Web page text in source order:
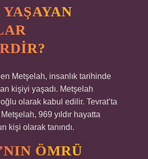
Metşelah, insanlık tarihinde
kişiyi yaşadı. Metşelah
olarak kabul edilir. Tevrat’ta
969 yıldır hayatta
kişi olarak tanındı.
ÖMRÜ